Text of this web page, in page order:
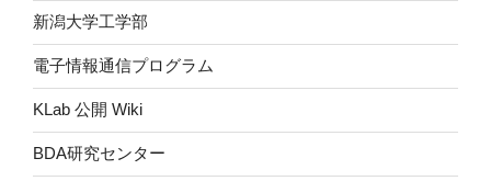
新潟大学工学部
電子情報通信プログラム
KLab 公開 Wiki
BDA研究センター